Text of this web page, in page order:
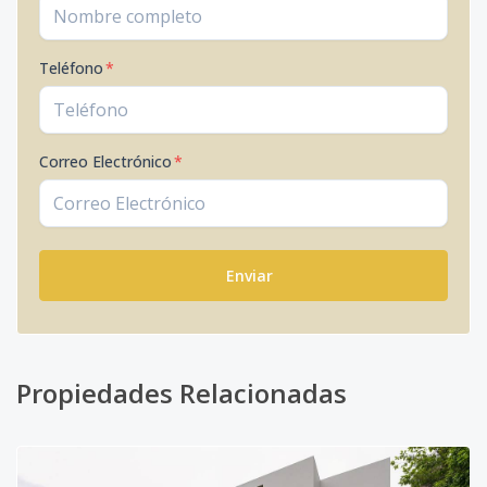
Teléfono*
Correo Electrónico*
Enviar
Propiedades Relacionadas